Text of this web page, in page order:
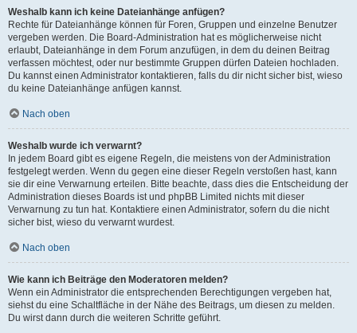
Weshalb kann ich keine Dateianhänge anfügen?
Rechte für Dateianhänge können für Foren, Gruppen und einzelne Benutzer
vergeben werden. Die Board-Administration hat es möglicherweise nicht
erlaubt, Dateianhänge in dem Forum anzufügen, in dem du deinen Beitrag
verfassen möchtest, oder nur bestimmte Gruppen dürfen Dateien hochladen.
Du kannst einen Administrator kontaktieren, falls du dir nicht sicher bist, wieso
du keine Dateianhänge anfügen kannst.
Nach oben
Weshalb wurde ich verwarnt?
In jedem Board gibt es eigene Regeln, die meistens von der Administration
festgelegt werden. Wenn du gegen eine dieser Regeln verstoßen hast, kann
sie dir eine Verwarnung erteilen. Bitte beachte, dass dies die Entscheidung der
Administration dieses Boards ist und phpBB Limited nichts mit dieser
Verwarnung zu tun hat. Kontaktiere einen Administrator, sofern du die nicht
sicher bist, wieso du verwarnt wurdest.
Nach oben
Wie kann ich Beiträge den Moderatoren melden?
Wenn ein Administrator die entsprechenden Berechtigungen vergeben hat,
siehst du eine Schaltfläche in der Nähe des Beitrags, um diesen zu melden.
Du wirst dann durch die weiteren Schritte geführt.